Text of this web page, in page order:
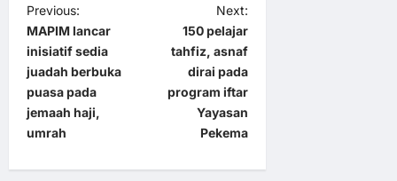
P
o
s
t
n
Previous:
MAPIM lancar
inisiatif sedia
juadah berbuka
puasa pada
jemaah haji,
umrah
Next:
150 pelajar
tahfiz, asnaf
dirai pada
program iftar
Yayasan
Pekema